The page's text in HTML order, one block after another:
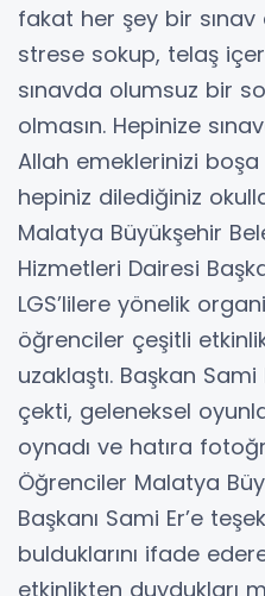
fakat her şey bir sınav
strese sokup, telaş
sınavda olumsuz bir
olmasın. Hepinize
Allah emeklerinizi
hepiniz dilediğiniz
Malatya Büyükşehir
Hizmetleri Dairesi
LGS’lilere yönelik
öğrenciler çeşitli
uzaklaştı. Başkan
çekti, geleneksel
oynadı ve hatıra
Öğrenciler Malatya
Başkanı Sami Er’e
bulduklarını ifade
etkinlikten duydukları